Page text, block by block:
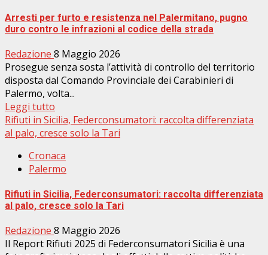
Arresti per furto e resistenza nel Palermitano, pugno
duro contro le infrazioni al codice della strada
Redazione 8 Maggio 2026
​Prosegue senza sosta l’attività di controllo del territorio
disposta dal Comando Provinciale dei Carabinieri di
Palermo, volta...
Leggi tutto
Rifiuti in Sicilia, Federconsumatori: raccolta differenziata
al palo, cresce solo la Tari
Cronaca
Palermo
Rifiuti in Sicilia, Federconsumatori: raccolta differenziata
al palo, cresce solo la Tari
Redazione 8 Maggio 2026
Il Report Rifiuti 2025 di Federconsumatori Sicilia è una